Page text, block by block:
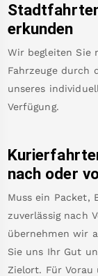
erkunden
Wir begleiten Sie
Fahrzeuge durch
unseres
Verfügung.
nach oder
Muss ein Packet,
zuverlässig nach
übernehmen wir
Sie uns Ihr Gut
Zielort. Für Vorau